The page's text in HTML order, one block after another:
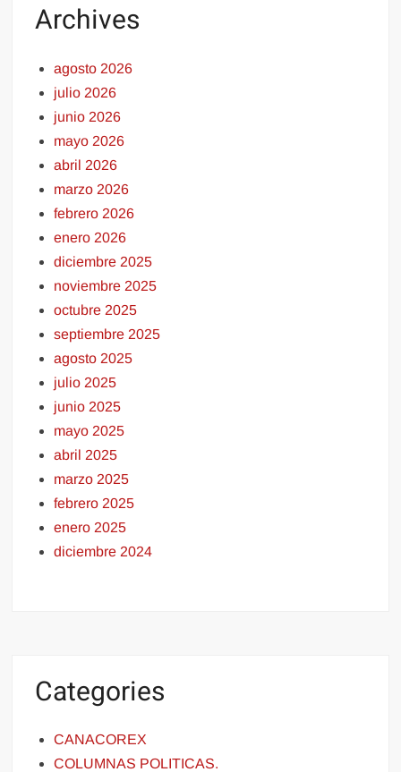
Archives
agosto 2026
julio 2026
junio 2026
mayo 2026
abril 2026
marzo 2026
febrero 2026
enero 2026
diciembre 2025
noviembre 2025
octubre 2025
septiembre 2025
agosto 2025
julio 2025
junio 2025
mayo 2025
abril 2025
marzo 2025
febrero 2025
enero 2025
diciembre 2024
Categories
CANACOREX
COLUMNAS POLITICAS.